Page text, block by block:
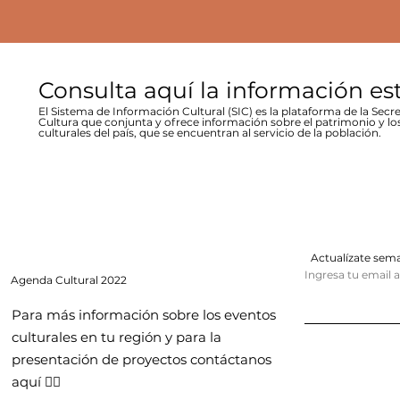
Consulta aquí la información
El Sistema de Información Cultural (SIC) es la plataforma de la
Cultura que conjunta y ofrece información sobre el patrimonio y
culturales del país, que se encuentran al servicio de la población.
Agenda Cultural 2022
Para más información sobre los eventos
culturales en tu región y para la
presentación de proyectos contáctanos
aquí 👇🏻
Actualízate
Ingresa tu email